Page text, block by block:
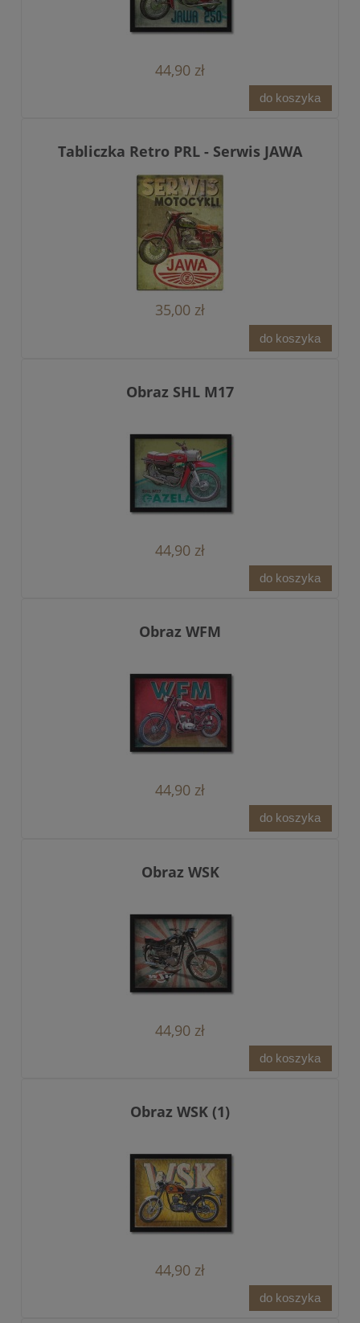
44,90 zł
do koszyka
Tabliczka Retro PRL - Serwis JAWA
35,00 zł
do koszyka
Obraz SHL M17
44,90 zł
do koszyka
Obraz WFM
44,90 zł
do koszyka
Obraz WSK
44,90 zł
do koszyka
Obraz WSK (1)
44,90 zł
do koszyka